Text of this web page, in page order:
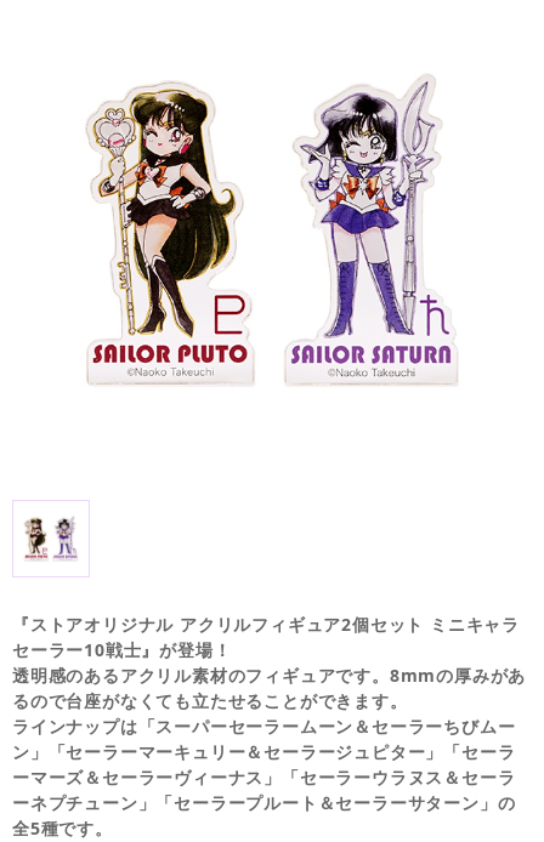
『ストアオリジナル アクリルフィギュア2個セット ミニキャラ
セーラー10戦士』が登場！
透明感のあるアクリル素材のフィギュアです。8mmの厚みがあ
るので台座がなくても立たせることができます。
ラインナップは「スーパーセーラームーン＆セーラーちびムー
ン」「セーラーマーキュリー＆セーラージュピター」「セーラ
ーマーズ＆セーラーヴィーナス」「セーラーウラヌス＆セーラ
ーネプチューン」「セーラープルート＆セーラーサターン」の
全5種です。